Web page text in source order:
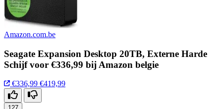
Amazon.com.be
Seagate Expansion Desktop 20TB, Externe Harde
Schijf voor €336,99 bij Amazon belgie
€336,99 €419,99